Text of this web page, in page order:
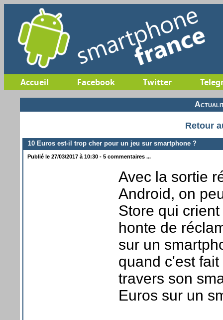
Accueil Facebook Twitter
Retour
10 Euros est-il trop cher pour un jeu sur smartphone ?
Publié le 27/03/2017 à 10:30 - 5 commentaires ...
Avec la sortie
Android, on
Store qui
honte de
sur un
quand c'est
travers son
Euros sur un